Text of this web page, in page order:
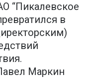
“Пикалевское
в
Маркин